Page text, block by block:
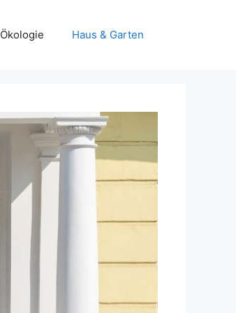
Ökologie Haus & Garten